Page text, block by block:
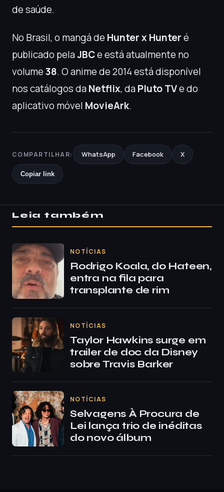
de saúde.
No Brasil, o mangá de Hunter x Hunteré
publicado pelaJBCe está atualmente no
volume38. O anime de 2014 está disponível
nos catálogos daNetflix, daPluto TVe do
aplicativo móvel MovieArk.
COMPARTILHAR: WhatsApp Facebook X
Copiar link
Leia também
NOTÍCIAS
Rodrigo Koala, do Hateen,
entra na fila para
transplante de rim
NOTÍCIAS
Taylor Hawkins surge em
trailer de doc da Disney
sobre Travis Barker
NOTÍCIAS
Selvagens À Procura de
Lei lança trio de inéditas
do novo álbum